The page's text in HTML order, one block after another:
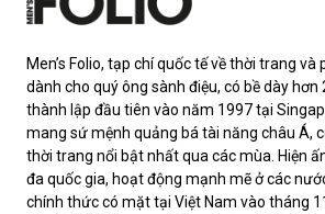
Men’s Folio, tạp chí quốc tế về thời trang và
dành cho quý ông sành điệu, có bề dày
thành lập đầu tiên vào năm 1997 tại
mang sứ mệnh quảng bá tài năng châu Á,
thời trang nổi bật nhất qua các mùa. Hiện
đa quốc gia, hoạt động mạnh mẽ ở các
chính thức có mặt tại Việt Nam vào tháng